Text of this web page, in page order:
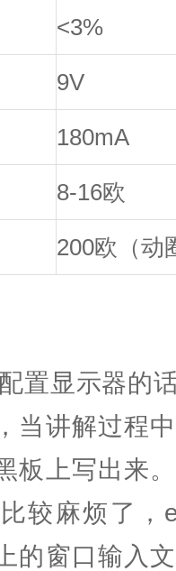
<3%
9V
180mA
8-16欧
200欧（动
置显示器的
当讲解过程
板上写出来
较麻烦了，
的窗口输入